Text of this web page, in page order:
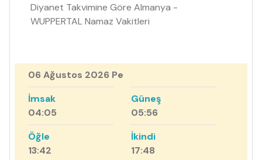
Diyanet Takvimine Göre Almanya -
WUPPERTAL Namaz Vakitleri
06 Ağustos 2026 Pe
İmsak
04:05
Güneş
05:56
Öğle
13:42
İkindi
17:48